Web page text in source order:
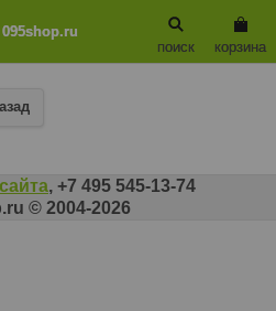
095shop.ru
корзина
поиск
, +7 495 545-13-74
© 2004-2026